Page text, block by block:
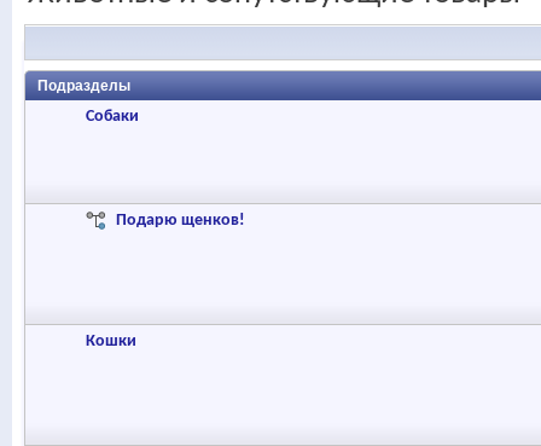
Подразделы
Собаки
Подарю щенков!
Кошки